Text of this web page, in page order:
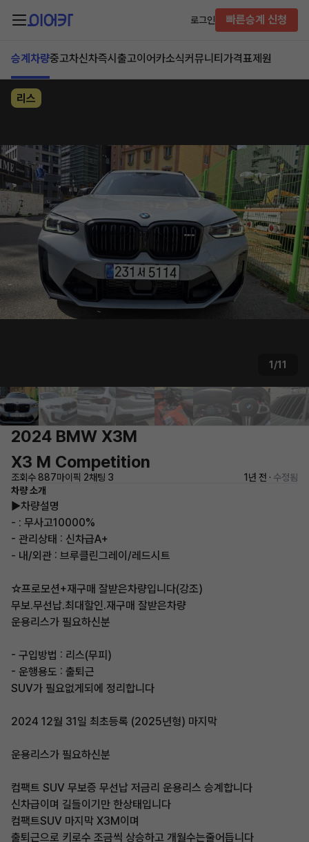
로그인 빠른승계 신청
승계차량중고차신차즉시출고이어카소식커뮤니티 가격표제원
리스
1/11
2024 BMW X3M
X3 M Competition
조회수 887마이픽 2채팅 3 1년 전 · 수정됨
차량 소개
▶차량설명
- : 무사고10000%
- 관리상태 : 신차급A+
- 내/외관 : 브루클린그레이/레드시트
☆프로모션+재구매 잘받은차량입니다(강조)
무보.무선납.최대할인.재구매 잘받은차량
운용리스가 필요하신분
- 구입방법 : 리스(무피)
- 운행용도 : 출퇴근
SUV가 필요없게되에 정리합니다
2024 12월 31일 최초등록 (2025년형) 마지막
운용리스가 필요하신분
컴팩트 SUV 무보증 무선납 저금리 운용리스 승계합니다
신차급이며 길들이기만 한상태입니다
컴팩트SUV 마지막 X3M이며
출퇴근으로 키로수 조금씩 상승하고 개월수는줄어듭니다